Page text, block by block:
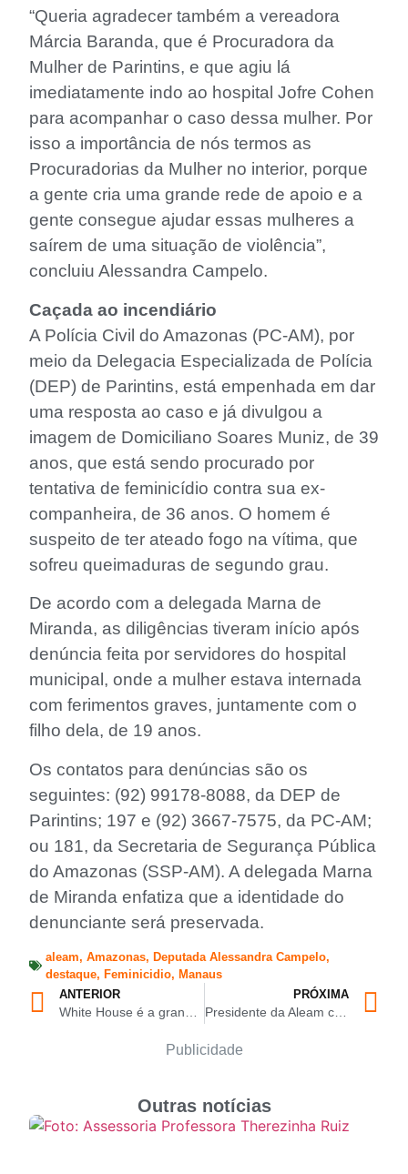
“Queria agradecer também a vereadora
Márcia Baranda, que é Procuradora da
Mulher de Parintins, e que agiu lá
imediatamente indo ao hospital Jofre Cohen
para acompanhar o caso dessa mulher. Por
isso a importância de nós termos as
Procuradorias da Mulher no interior, porque
a gente cria uma grande rede de apoio e a
gente consegue ajudar essas mulheres a
saírem de uma situação de violência”,
concluiu Alessandra Campelo.
Caçada ao incendiário
A Polícia Civil do Amazonas (PC-AM), por
meio da Delegacia Especializada de Polícia
(DEP) de Parintins, está empenhada em dar
uma resposta ao caso e já divulgou a
imagem de Domiciliano Soares Muniz, de 39
anos, que está sendo procurado por
tentativa de feminicídio contra sua ex-
companheira, de 36 anos. O homem é
suspeito de ter ateado fogo na vítima, que
sofreu queimaduras de segundo grau.
De acordo com a delegada Marna de
Miranda, as diligências tiveram início após
denúncia feita por servidores do hospital
municipal, onde a mulher estava internada
com ferimentos graves, juntamente com o
filho dela, de 19 anos.
Os contatos para denúncias são os
seguintes: (92) 99178-8088, da DEP de
Parintins; 197 e (92) 3667-7575, da PC-AM;
ou 181, da Secretaria de Segurança Pública
do Amazonas (SSP-AM). A delegada Marna
de Miranda enfatiza que a identidade do
denunciante será preservada.
aleam, Amazonas, Deputada Alessandra Campelo,
destaque, Feminicidio, Manaus
ANTERIOR
PRÓXIMA
Presidente da Aleam critica ataque do prefeito às instituições e rebate ofensas pessoais
Publicidade
Outras notícias